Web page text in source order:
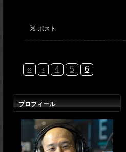
« ‹ 4 5 6
プロフィール